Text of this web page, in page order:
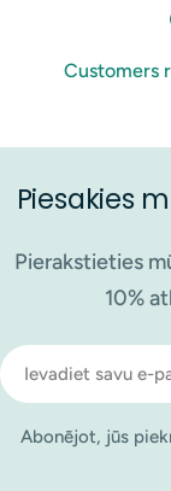
Customers
Piesakies
Pierakstieties
10%
E-
pasts
Abonējot, jūs